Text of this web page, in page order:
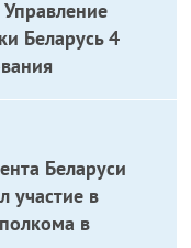
Беларусь 4
Беларуси
участие в
в